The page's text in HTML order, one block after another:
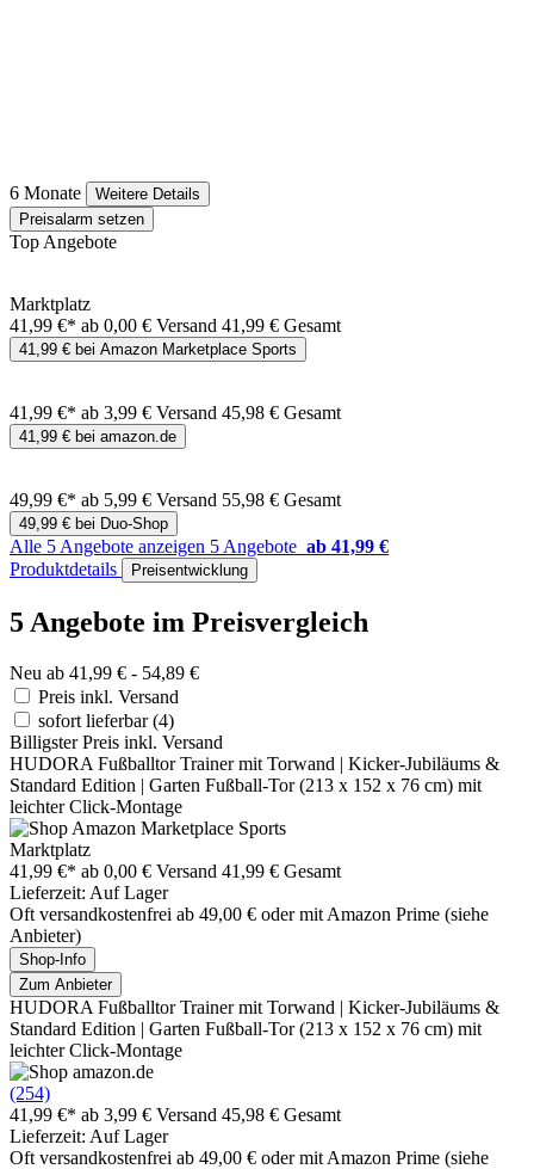
6 Monate
Weitere Details
Preisalarm setzen
Top Angebote
Marktplatz
41,99 €* ab 0,00 € Versand 41,99 € Gesamt
41,99 € bei Amazon Marketplace Sports
41,99 €* ab 3,99 € Versand 45,98 € Gesamt
41,99 € bei amazon.de
49,99 €* ab 5,99 € Versand 55,98 € Gesamt
49,99 € bei Duo-Shop
Alle 5 Angebote anzeigen 5 Angebote ab 41,99 €
Produktdetails
Preisentwicklung
5 Angebote im Preisvergleich
Neu ab 41,99 € - 54,89 €
Preis inkl. Versand
sofort lieferbar(4)
Billigster Preis inkl. Versand
HUDORA Fußballtor Trainer mit Torwand | Kicker-Jubiläums &
Standard Edition | Garten Fußball-Tor (213 x 152 x 76 cm) mit
leichter Click-Montage
Marktplatz
41,99 €* ab 0,00 € Versand 41,99 € Gesamt
Lieferzeit: Auf Lager
Oft versandkostenfrei ab 49,00 € oder mit Amazon Prime (siehe
Anbieter)
Shop-Info
Zum Anbieter
HUDORA Fußballtor Trainer mit Torwand | Kicker-Jubiläums &
Standard Edition | Garten Fußball-Tor (213 x 152 x 76 cm) mit
leichter Click-Montage
(254)
41,99 €* ab 3,99 € Versand 45,98 € Gesamt
Lieferzeit: Auf Lager
Oft versandkostenfrei ab 49,00 € oder mit Amazon Prime (siehe